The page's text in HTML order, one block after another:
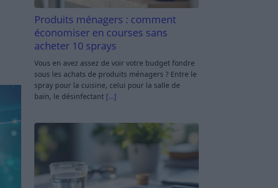
Produits ménagers : comment
économiser en courses sans
acheter 10 sprays
Vous en avez assez de voir votre budget fondre
sous les achats de produits ménagers ? Entre le
spray pour la cuisine, celui pour la salle de
bain, le désinfectant […]